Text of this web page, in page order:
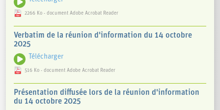
[1] Source :
que-disent-les-derniers-chiffres-sur-la-consommation-des-
francais-GDQCSAOM6NEENLPOIUUZBRUKII/
2266 Ko - document Adobe Acrobat Reader
Verbatim de la réunion d'information du 14 octobre
2025
Télécharger
516 Ko - document Adobe Acrobat Reader
Présentation diffusée lors de la réunion d'information
du 14 octobre 2025